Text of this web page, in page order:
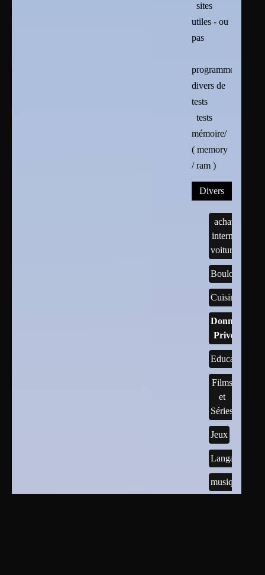
sites
utiles - ou
pas
programmes
divers de
tests
tests
mémoire/
( memory
/ ram )
Divers
achats
internet
voitures
Boulots
Cuisine
Données
Privées
Educatif
Films
et
Séries
Jeux
Langages
musique